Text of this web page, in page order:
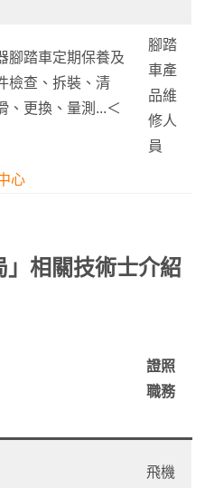
腳踏車定期保養及
檢查、拆裝、清
、更換、量測...＜
腳踏
車產
品維
修人
員
心
」相關技術士介紹
證照
職務
飛機